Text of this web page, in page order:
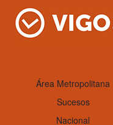
Área Metropolitana
Sucesos
Nacional